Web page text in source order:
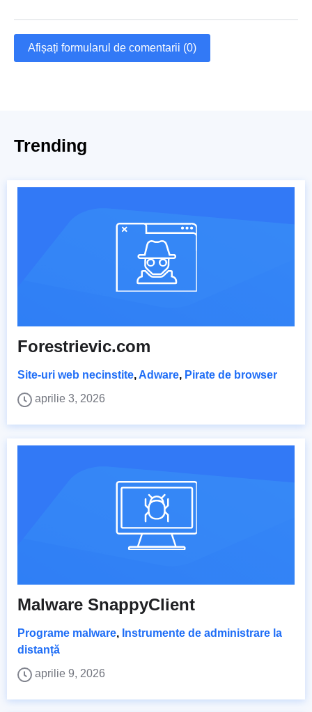
Afișați formularul de comentarii (0)
Trending
Forestrievic.com
Site-uri web necinstite, Adware, Pirate de browser
aprilie 3, 2026
Malware SnappyClient
Programe malware, Instrumente de administrare la
distanță
aprilie 9, 2026